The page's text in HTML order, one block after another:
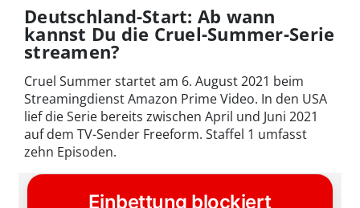
Deutschland-Start: Ab wann
kannst Du die Cruel-Summer-Serie
streamen?
Cruel Summer startet am 6. August 2021 beim
Streamingdienst Amazon Prime Video. In den USA
lief die Serie bereits zwischen April und Juni 2021
auf dem TV-Sender Freeform. Staffel 1 umfasst
zehn Episoden.